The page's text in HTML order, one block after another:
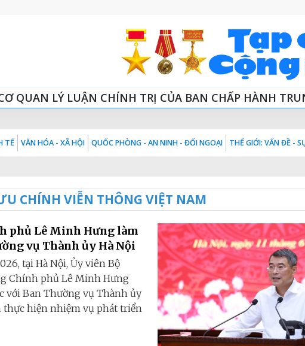
QUAN LÝ LUẬN CHÍNH TRỊ CỦA BAN CHẤP HÀNH
TẾ VĂN HÓA - XÃ HỘI QUỐC PHÒNG - AN NINH - ĐỐI NGOẠI THẾ GIỚI: VẤN ĐỀ -
CHÍNH VIỄN THÔNG VIỆT NAM
phủ Lê Minh Hưng làm
vụ Thành ủy Hà Nội
tại Hà Nội, Ủy viên Bộ
Chính phủ Lê Minh Hưng
với Ban Thường vụ Thành ủy
thực hiện nhiệm vụ phát triển